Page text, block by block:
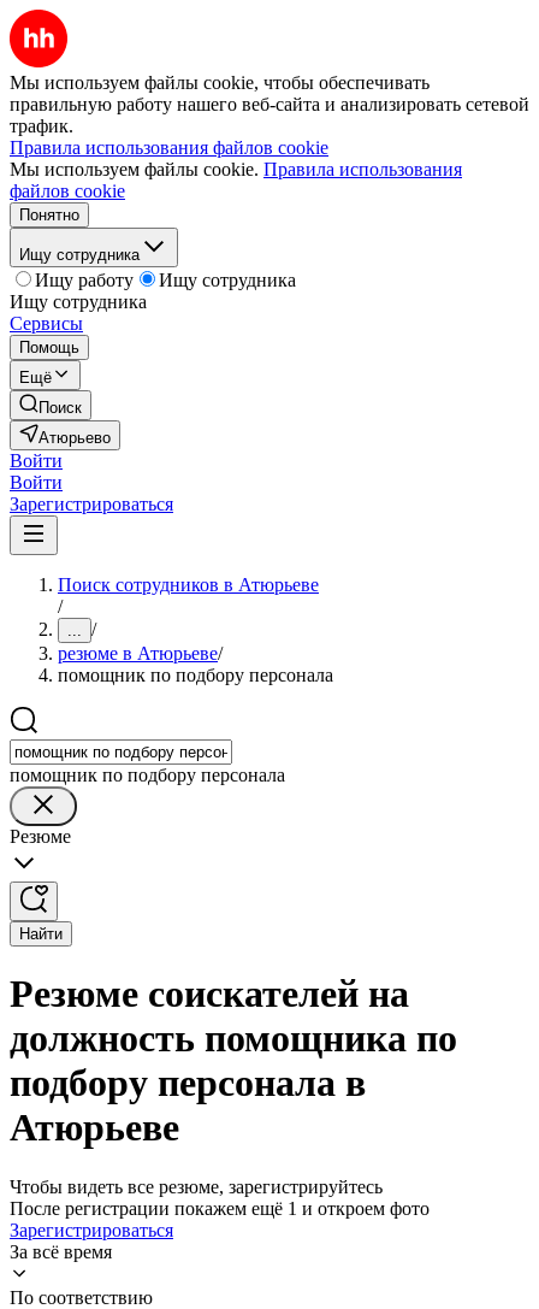
Мы используем файлы cookie, чтобы обеспечивать
правильную работу нашего веб-сайта и анализировать сетевой
трафик.
Правила использования файлов cookie
Мы используем файлы cookie. Правила использования
файлов cookie
Понятно
Ищу сотрудника
Ищу работу
Ищу сотрудника
Ищу сотрудника
Сервисы
Помощь
Ещё
Поиск
Атюрьево
Войти
Войти
Зарегистрироваться
Поиск сотрудников в Атюрьеве
/
... /
резюме в Атюрьеве/
помощник по подбору персонала
помощник по подбору персонала
Резюме
Найти
Резюме соискателей на
должность помощника по
подбору персонала в
Атюрьеве
Чтобы видеть все резюме, зарегистрируйтесь
После регистрации покажем ещё 1 и откроем фото
Зарегистрироваться
За всё время
По соответствию